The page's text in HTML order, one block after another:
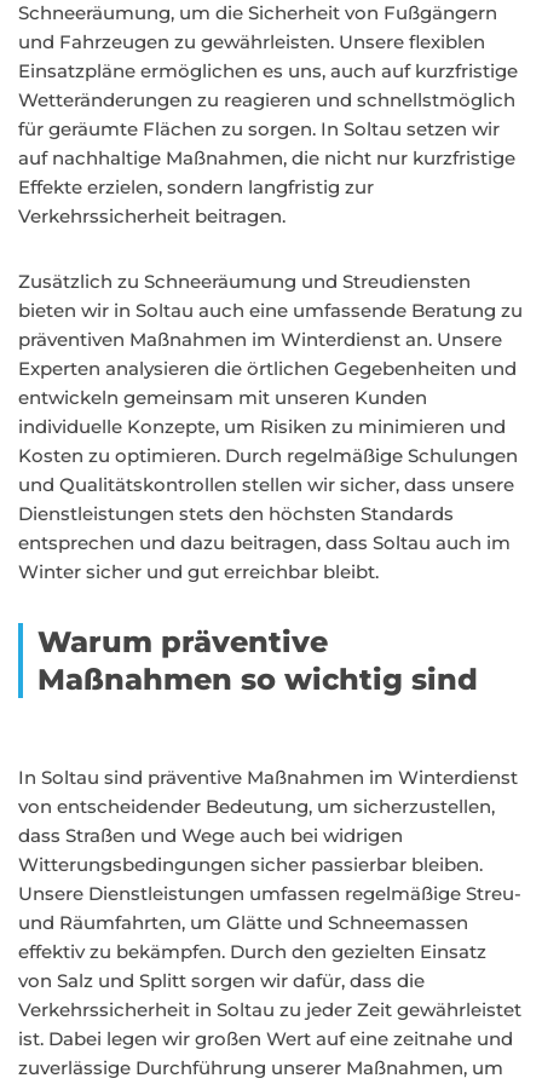
Schneeräumung, um die Sicherheit von Fußgängern
und Fahrzeugen zu gewährleisten. Unsere flexiblen
Einsatzpläne ermöglichen es uns, auch auf kurzfristige
Wetteränderungen zu reagieren und schnellstmöglich
für geräumte Flächen zu sorgen. In Soltau setzen wir
auf nachhaltige Maßnahmen, die nicht nur kurzfristige
Effekte erzielen, sondern langfristig zur
Verkehrssicherheit beitragen.
Zusätzlich zu Schneeräumung und Streudiensten
bieten wir in Soltau auch eine umfassende Beratung zu
präventiven Maßnahmen im Winterdienst an. Unsere
Experten analysieren die örtlichen Gegebenheiten und
entwickeln gemeinsam mit unseren Kunden
individuelle Konzepte, um Risiken zu minimieren und
Kosten zu optimieren. Durch regelmäßige Schulungen
und Qualitätskontrollen stellen wir sicher, dass unsere
Dienstleistungen stets den höchsten Standards
entsprechen und dazu beitragen, dass Soltau auch im
Winter sicher und gut erreichbar bleibt.
Warum präventive
Maßnahmen so wichtig sind
In Soltau sind präventive Maßnahmen im Winterdienst
von entscheidender Bedeutung, um sicherzustellen,
dass Straßen und Wege auch bei widrigen
Witterungsbedingungen sicher passierbar bleiben.
Unsere Dienstleistungen umfassen regelmäßige Streu-
und Räumfahrten, um Glätte und Schneemassen
effektiv zu bekämpfen. Durch den gezielten Einsatz
von Salz und Splitt sorgen wir dafür, dass die
Verkehrssicherheit in Soltau zu jeder Zeit gewährleistet
ist. Dabei legen wir großen Wert auf eine zeitnahe und
zuverlässige Durchführung unserer Maßnahmen, um